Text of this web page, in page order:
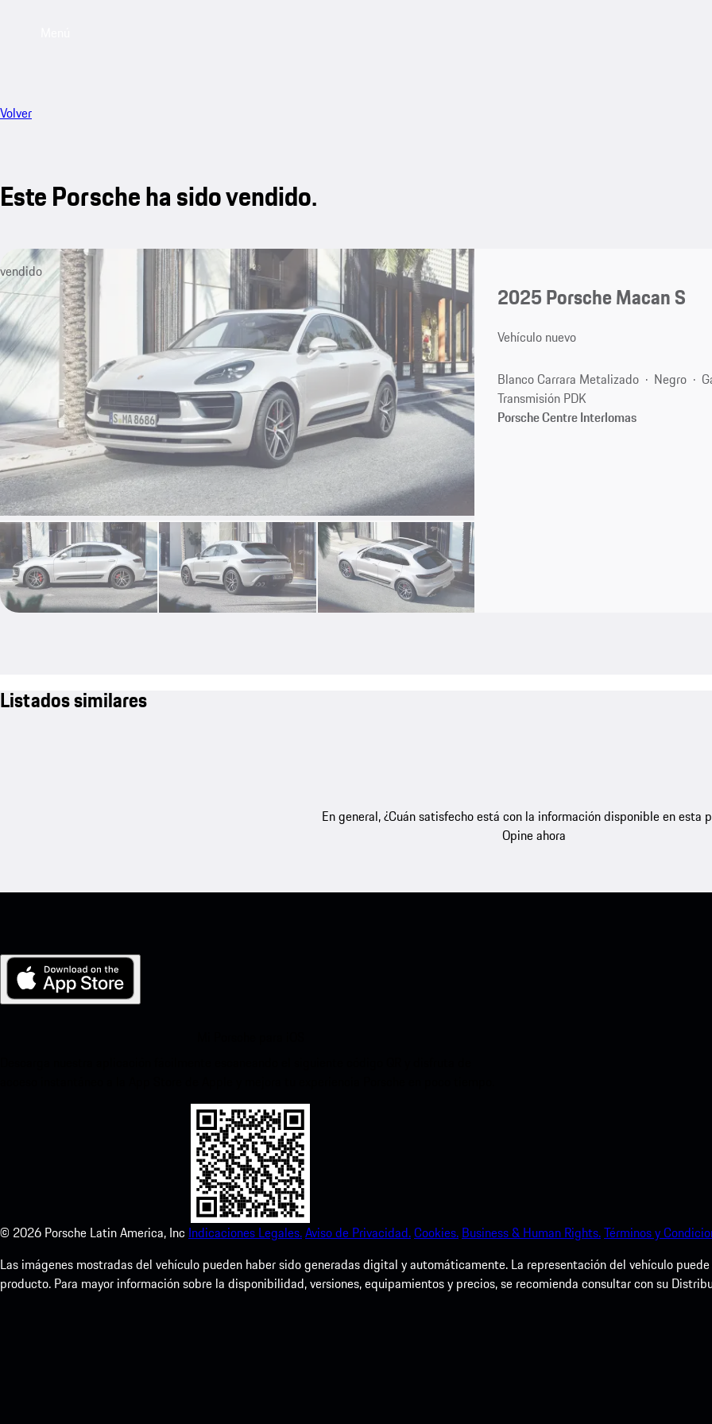
Volver
Este Porsche ha sido vendido.
vendido
2025 Porsche Macan S
Vehículo nuevo
Blanco Carrara Metalizado Negro
Transmisión PDK
Porsche Centre Interlomas
Listados similares
En general, ¿Cuán satisfecho está con la información disponible en esta
Opine ahora
© 2026 Porsche Latin America, Inc Indicaciones Legales.Aviso de Privacidad.Cookies. Business & Human Rights.Términos y
Las imágenes mostradas del vehículo pueden haber sido generadas digital y automáticamente. La representación del vehículo
producto. Para mayor información sobre la disponibilidad, versiones, equipamientos y precios, se recomienda consultar con su